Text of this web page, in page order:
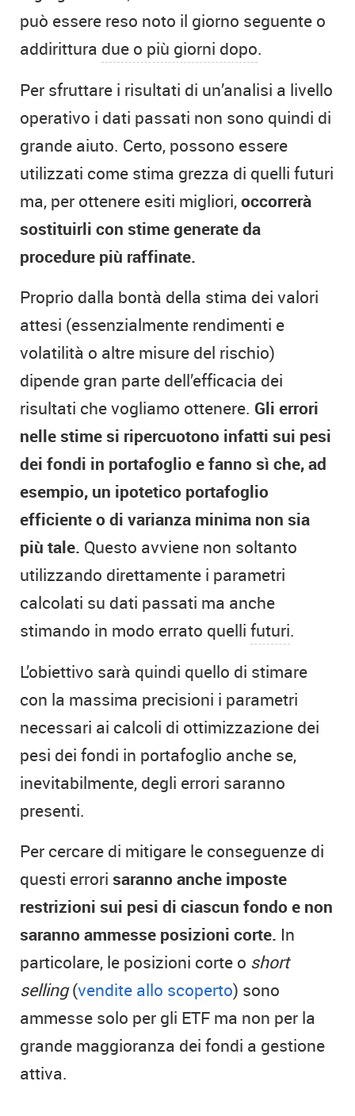
può essere reso noto il giorno seguente o
addirittura due o più giorni dopo.
Per sfruttare i risultati di un’analisi a livello
operativo i dati passati non sono quindi di
grande aiuto. Certo, possono essere
utilizzati come stima grezza di quelli futuri
ma, per ottenere esiti migliori,occorrerà
sostituirli con stime generate da
procedure più raffinate.
Proprio dalla bontà della stima dei valori
attesi (essenzialmente rendimenti e
volatilità o altre misure del rischio)
dipende gran parte dell’efficacia dei
risultati che vogliamo ottenere. Gli errori
nelle stime si ripercuotono infatti sui pesi
dei fondi in portafoglio e fanno sì che, ad
esempio, un ipotetico portafoglio
efficiente o di varianza minima non sia
più tale. Questo avviene non soltanto
utilizzando direttamente i parametri
calcolati su dati passati ma anche
stimando in modo errato quelli futuri.
L’obiettivo sarà quindi quello di stimare
con la massima precisioni i parametri
necessari ai calcoli di ottimizzazione dei
pesi dei fondi in portafoglio anche se,
inevitabilmente, degli errori saranno
presenti.
Per cercare di mitigare le conseguenze di
questi errori saranno anche imposte
restrizioni sui pesi di ciascun fondo e non
saranno ammesse posizioni corte. In
particolare, le posizioni corte o short
selling(vendite allo scoperto) sono
ammesse solo per gli ETF ma non per la
grande maggioranza dei fondi a gestione
attiva.